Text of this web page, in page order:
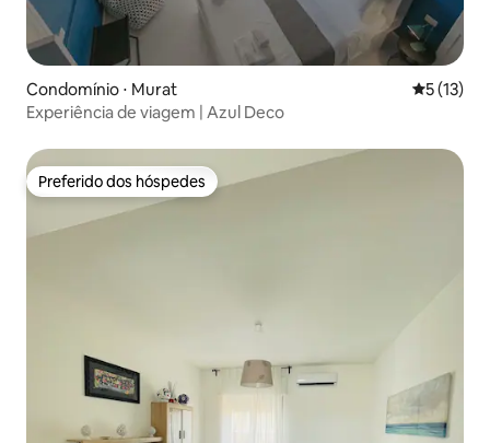
Condomínio ⋅ Murat 5 de uma
5 (13)
Experiência de viagem | Azul Deco
Preferido dos hóspedes
Preferido dos hóspedes